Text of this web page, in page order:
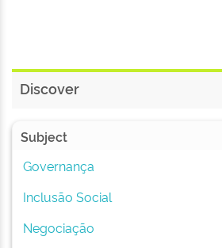
Discover
Subject
Governança
Inclusão Social
Negociação